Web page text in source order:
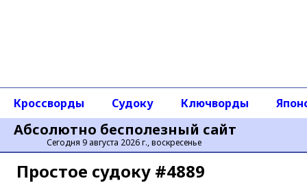
Абсолютно бесполезный сайт
Сегодня 9 августа 2026 г., воскресенье
Кроссворды Судоку Ключворды
Простое cудоку #4889